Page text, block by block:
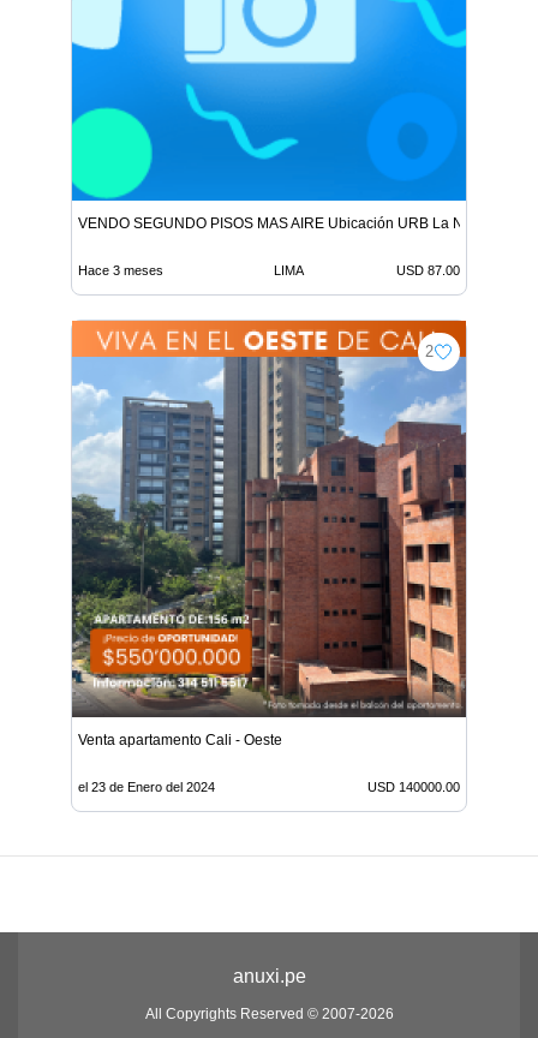
VENDO SEGUNDO PISOS MAS AIRE Ubicación URB La NORIA
Hace 3 meses LIMA USD 87.00
2
Venta apartamento Cali - Oeste
el 23 de Enero del 2024 USD 140000.00
anuxi.pe
All Copyrights Reserved © 2007-2026